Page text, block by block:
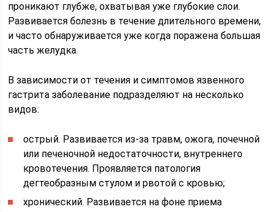
проникают глубже, охватывая уже глубокие слои.
Развивается болезнь в течение длительного времени,
и часто обнаруживается уже когда поражена большая
часть желудка.
В зависимости от течения и симптомов язвенного
гастрита заболевание подразделяют на несколько
видов:
острый. Развивается из-за травм, ожога, почечной
или печеночной недостаточности, внутреннего
кровотечения. Проявляется патология
дегтеобразным стулом и рвотой с кровью;
хронический. Развивается на фоне приема